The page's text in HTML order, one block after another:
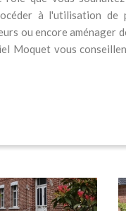
à l'utilisation
ou encore aménager
Moquet vous